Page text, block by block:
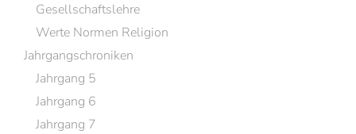
Gesellschaftslehre
Werte Normen Religion
Jahrgangschroniken
Jahrgang 5
Jahrgang 6
Jahrgang 7